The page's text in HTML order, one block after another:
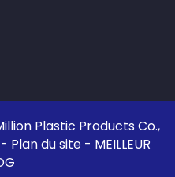
Plastic Products Co.,
Plan du site - MEILLEUR